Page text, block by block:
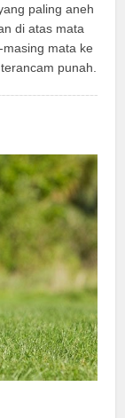
paling aneh
di atas mata
mata ke
punah.